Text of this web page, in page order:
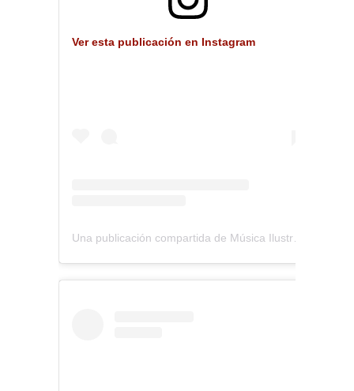
Ver esta publicación en Instagram
Una publicación compartida de Música Ilustrada (@musica_ilustrada)